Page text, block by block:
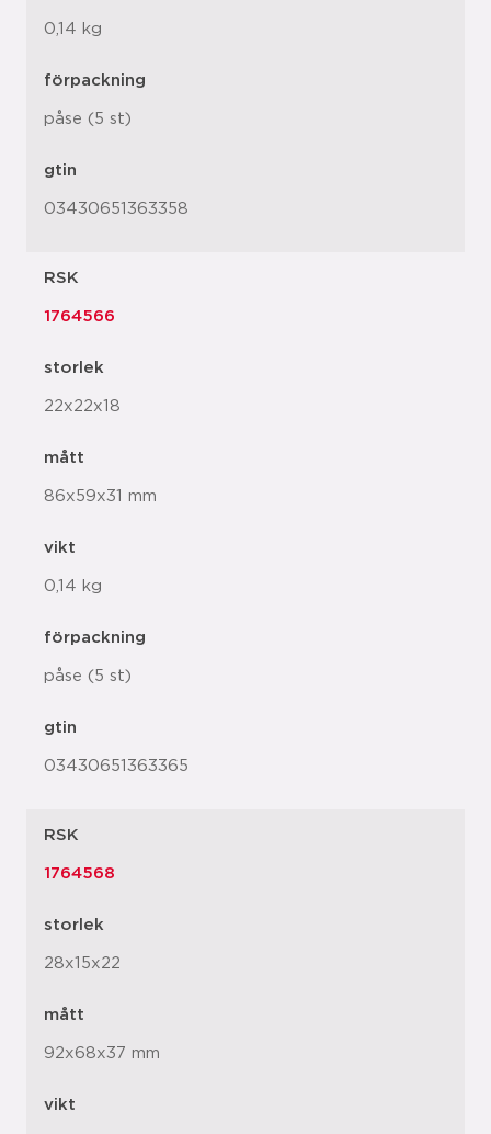
0,14 kg
förpackning
påse (5 st)
gtin
03430651363358
RSK
1764566
storlek
22x22x18
mått
86x59x31 mm
vikt
0,14 kg
förpackning
påse (5 st)
gtin
03430651363365
RSK
1764568
storlek
28x15x22
mått
92x68x37 mm
vikt